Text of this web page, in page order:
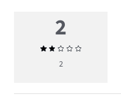
2
Priemerné
hodnotenie
2